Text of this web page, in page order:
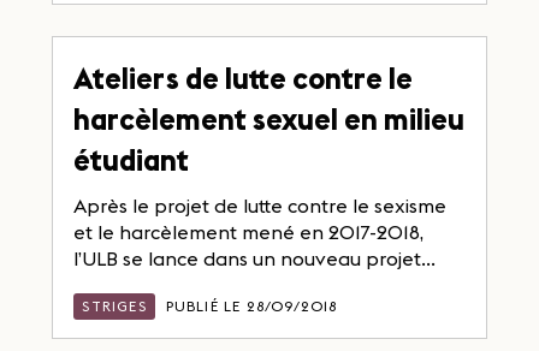
Ateliers de lutte contre le
harcèlement sexuel en milieu
étudiant
Après le projet de lutte contre le sexisme
et le harcèlement mené en 2017-2018,
l’ULB se lance dans un nouveau projet...
STRIGES PUBLIÉ LE 28/09/2018